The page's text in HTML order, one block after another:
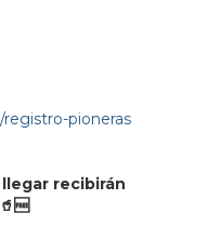
pioneras
recibirán